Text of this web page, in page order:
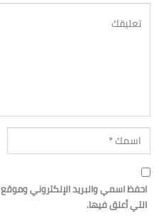
احفظ اسمي والبريد الإلكتروني
التي أعلق فيها.